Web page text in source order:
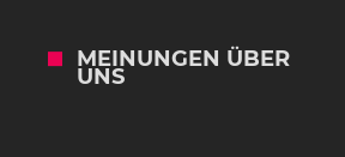
MEINUNGEN ÜBER
UNS